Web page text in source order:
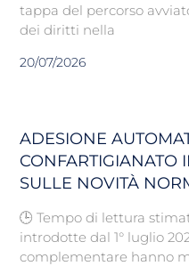
tappa del percorso
dei diritti nella
20/07/2026
ADESIONE
CONFARTIGIANATO
SULLE NOVITÀ
🕒 Tempo di lettura
introdotte dal 1° luglio
complementare hanno